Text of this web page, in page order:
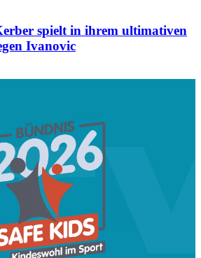
spielt in ihrem ultimativen
Ivanovic